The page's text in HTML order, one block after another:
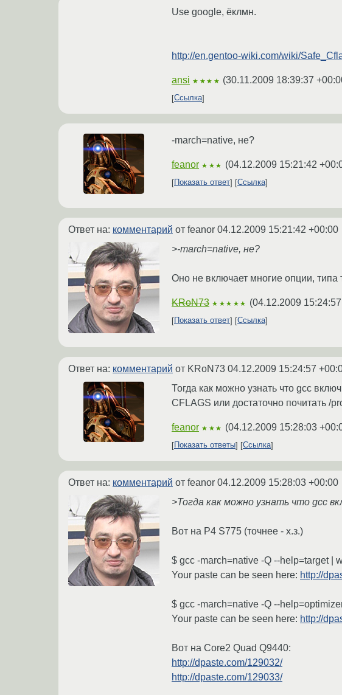
Use google, ёклмн.
http://en.gentoo-wiki.com/wiki/
ansi ★★★★ (30.11.2009 18:39:37
Ссылка
-march=native, не?
feanor ★★★ (04.12.2009 15:21:42
Показать ответ Ссылка
Ответ на: комментарий от feanor 04.12.2009 15:21:42 +00:00
>-march=native, не?
Оно не включает многие опции, типа
KRoN73 ★★★★★ (04.12.2009
Показать ответ Ссылка
Ответ на: комментарий от KRoN73 04.12.2009 15:24:57
Тогда как можно узнать что gcc
CFLAGS или достаточно почитать /
feanor ★★★ (04.12.2009 15:28:03
Показать ответы Ссылка
Ответ на: комментарий от feanor 04.12.2009 15:28:03 +00:00
>Тогда как можно узнать что gcc
Вот на P4 S775 (точнее - х.з.)
$ gcc -march=native -Q --help=target |
Your paste can be seen here: http://
$ gcc -march=native -Q --
Your paste can be seen here: http://
Вот на Core2 Quad Q9440:
http://dpaste.com/129032/
http://dpaste.com/129033/